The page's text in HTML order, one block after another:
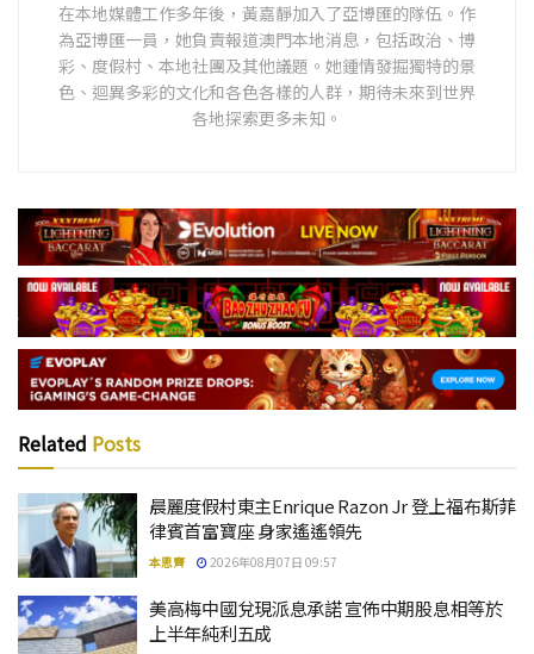
在本地媒體工作多年後，黃嘉靜加入了亞博匯的隊伍。作
為亞博匯一員，她負責報道澳門本地消息，包括政治、博
彩、度假村、本地社團及其他議題。她鍾情發掘獨特的景
色、迴異多彩的文化和各色各樣的人群，期待未來到世界
各地探索更多未知。
Related Posts
晨麗度假村東主Enrique Razon Jr 登上福布斯菲
律賓首富寶座 身家遙遙領先
本思齊 2026年08月07日 09:57
美高梅中國兌現派息承諾 宣佈中期股息相等於
上半年純利五成